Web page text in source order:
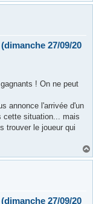
27/09/20
! On ne peut
annonce l'arrivée d'un
cette situation... mais
trouver le joueur qui
27/09/20